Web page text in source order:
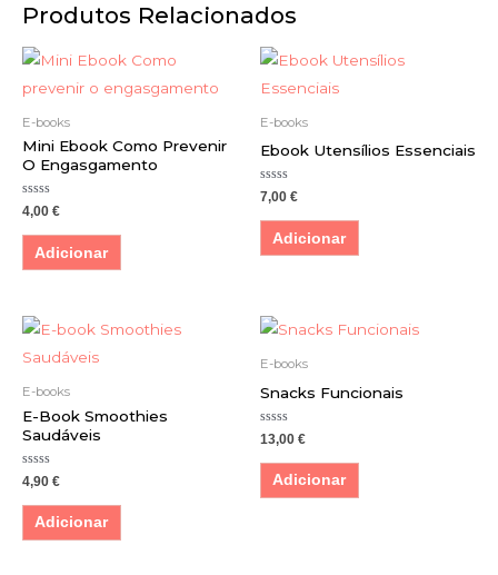
Produtos Relacionados
E-books
Mini Ebook Como Prevenir
O Engasgamento
Avaliação
0
de
4,00 €
Adicionar
E-books
Ebook Utensílios Essenciais
Avaliação
0
de
7,00 €
Adicionar
E-books
E-Book Smoothies
Saudáveis
Avaliação
0
de
4,90 €
Adicionar
E-books
Snacks Funcionais
Avaliação
0
de
13,00 €
Adicionar